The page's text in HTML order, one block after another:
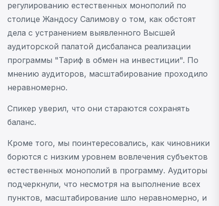
регулированию естественных монополий по
столице Жандосу Салимову о том, как обстоят
дела с устранением выявленного Высшей
аудиторской палатой дисбаланса реализации
программы "Тариф в обмен на инвестиции". По
мнению аудиторов, масштабирование проходило
неравномерно.
Спикер уверил, что они стараются сохранять
баланс.
Кроме того, мы поинтересовались, как чиновники
борются с низким уровнем вовлечения субъектов
естественных монополий в программу. Аудиторы
подчеркнули, что несмотря на выполнение всех
пунктов, масштабирование шло неравномерно, и